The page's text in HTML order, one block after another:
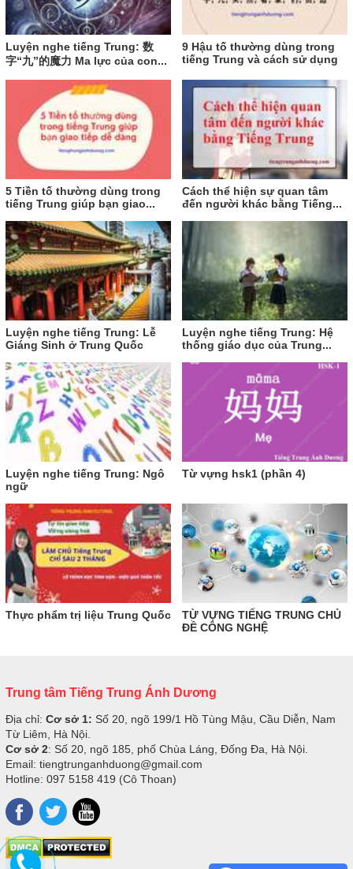
Luyện nghe tiếng Trung: 数
字“九”的魔力 Ma lực của con...
9 Hậu tố thường dùng trong
tiếng Trung và cách sử dụng
5 Tiền tố thường dùng trong
tiếng Trung giúp bạn giao...
Cách thể hiện sự quan tâm
đến người khác bằng Tiếng...
Luyện nghe tiếng Trung: Lễ
Giáng Sinh ở Trung Quốc
Luyện nghe tiếng Trung: Hệ
thống giáo dục của Trung...
Luyện nghe tiếng Trung: Ngô
ngữ
Từ vựng hsk1 (phần 4)
Thực phẩm trị liệu Trung Quốc
TỪ VỰNG TIẾNG TRUNG CHỦ
ĐỀ CÔNG NGHỆ
Trung tâm Tiếng Trung Ánh Dương
Địa chỉ: Cơ sở 1: Số 20, ngõ 199/1 Hồ Tùng Mậu, Cầu Diễn, Nam
Từ Liêm, Hà Nội.
Cơ sở 2: Số 20, ngõ 185, phố Chùa Láng, Đống Đa, Hà Nội.
Email: tiengtrunganhduong@gmail.com
Hotline: 097 5158 419 (Cô Thoan)